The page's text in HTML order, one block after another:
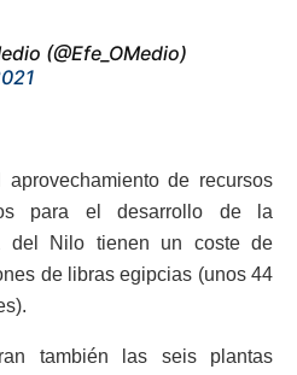
(@Efe_OMedio)
de recursos
para el desarrollo de la
del Nilo tienen un coste de
de libras egipcias (unos 44
también las seis plantas